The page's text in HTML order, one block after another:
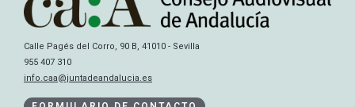
Calle Pagés del Corro, 90 B, 41010 - Sevilla
955 407 310
info.caa@juntadeandalucia.es